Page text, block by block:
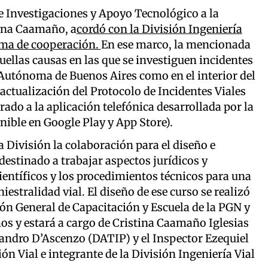
Investigaciones y Apoyo Tecnológico a la
Caamaño, acordó con la División Ingeniería
de cooperación. En ese marco, la mencionada
causas en las que se investiguen incidentes
de Buenos Aires como en el interior del
del Protocolo de Incidentes Viales
a la aplicación telefónica desarrollada por la
en Google Play y App Store).
División la colaboración para el diseño e
a trabajar aspectos jurídicos y
y los procedimientos técnicos para una
vial. El diseño de ese curso se realizó
General de Capacitación y Escuela de la PGN y
y estará a cargo de Cristina Caamaño Iglesias
D’Ascenzo (DATIP) y el Inspector Ezequiel
Vial e integrante de la División Ingeniería Vial